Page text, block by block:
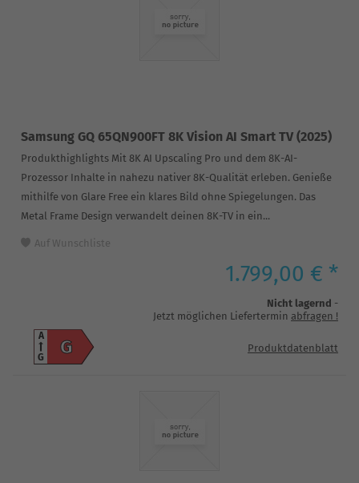
Samsung GQ 65QN900FT 8K Vision AI Smart TV (2025)
Produkthighlights Mit 8K AI Upscaling Pro und dem 8K-AI-
Prozessor Inhalte in nahezu nativer 8K-Qualität erleben. Genieße
mithilfe von Glare Free ein klares Bild ohne Spiegelungen. Das
Metal Frame Design verwandelt deinen 8K-TV in ein...
Auf Wunschliste
1.799,00 € *
Nicht lagernd -
Jetzt möglichen Liefertermin abfragen !
G
A
G
Produktdatenblatt